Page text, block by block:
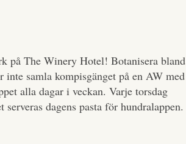
på The Winery Hotel! Botanisera bland
samla kompisgänget på en AW med
alla dagar i veckan. Varje torsdag
dagens pasta för hundralappen.